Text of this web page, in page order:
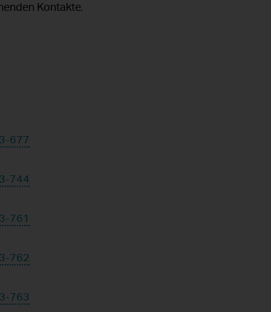
Kontakte.
677
744
761
762
763